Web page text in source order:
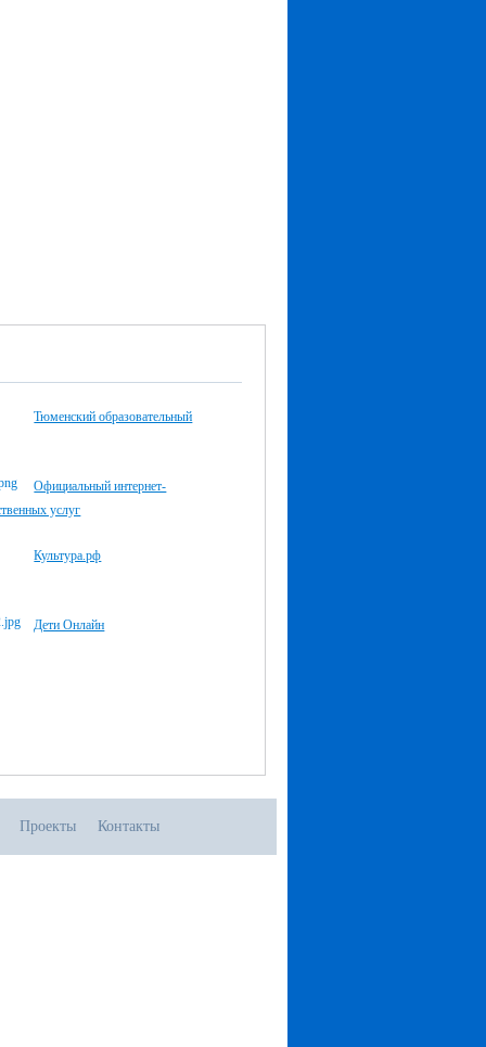
Тюменский образовательный
Официальный интернет-
услуг
Культура.рф
Дети Онлайн
Проекты Контакты